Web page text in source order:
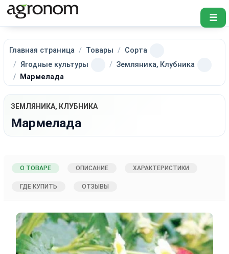
☰
Главная страница Товары
Сорта
Ягодные культуры
Земляника, Клубника
Мармелада
ЗЕМЛЯНИКА, КЛУБНИКА
Мармелада
О ТОВАРЕ ОПИСАНИЕ ХАРАКТЕРИСТИКИ
ГДЕ КУПИТЬ ОТЗЫВЫ